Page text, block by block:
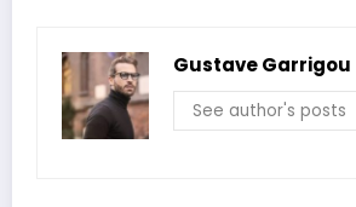
Gustave Garrigou
See author's posts